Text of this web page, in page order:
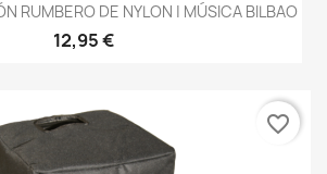
RUMBERO DE NYLON | MÚSICA BILBAO
12,95 €
favorite_border